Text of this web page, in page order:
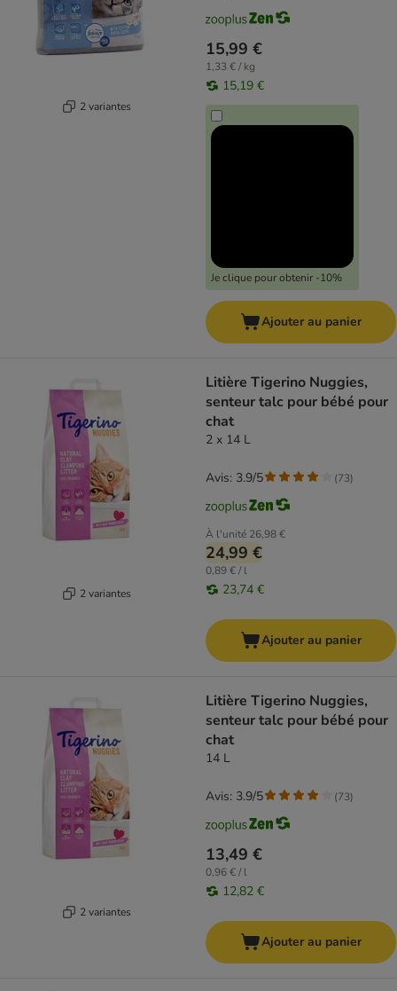
2 variantes
15,99 €
1,33 € / kg
15,19 €
Je clique pour obtenir -10%
Ajouter au panier
2 variantes
Litière Tigerino Nuggies,
senteur talc pour bébé pour
chat
2 x 14 L
À l'unité 26,98 €
24,99 €
0,89 € / l
23,74 €
Avis: 3.9/5 (73)
Ajouter au panier
2 variantes
Litière Tigerino Nuggies,
senteur talc pour bébé pour
chat
14 L
13,49 €
0,96 € / l
12,82 €
Avis: 3.9/5 (73)
Ajouter au panier